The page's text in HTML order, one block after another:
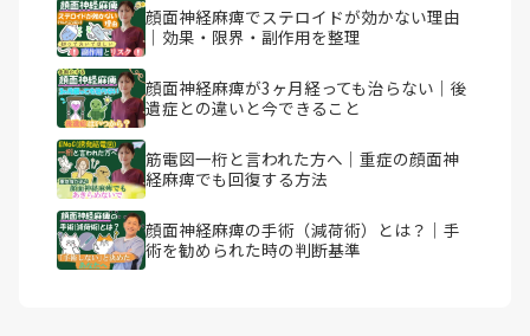
顔面神経麻痺でステロイドが効かない理由
｜効果・限界・副作用を整理
顔面神経麻痺が3ヶ月経っても治らない｜後
遺症との違いと今できること
筋電図一桁と言われた方へ｜重症の顔面神
経麻痺でも回復する方法
顔面神経麻痺の手術（減荷術）とは？｜手
術を勧められた時の判断基準